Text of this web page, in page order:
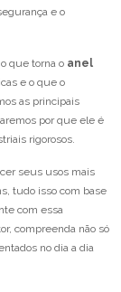
e o
que torna o anel
e o que o
as principais
por que ele é
rigorosos.
seus usos mais
tudo isso com base
com essa
compreenda não só
no dia a dia